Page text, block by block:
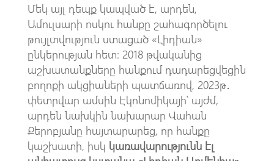
Մեկ այլ դեպք կապված է, արդեն,
Ամուլսարի ոսկու հանքը շահագործելու
թույլտվություն ստացած «Լիդիան»
ընկերության հետ։ 2018 թվականից
աշխատանքները հանքում դադարեցվեցին
բողոքի ակցիաների պատճառով, 2023թ․
փետրվար ամսին Էկոնոմիկայի՝ այժմ,
արդեն նախկին նախարար Վահան
Քերոբյանը հայտարարեց, որ հանքը
կաշխատի, իսկ կառավարությունն էլ